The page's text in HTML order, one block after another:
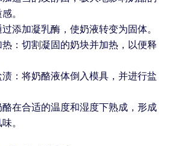
。
添加凝乳酶，使奶液转变为固体。
：切割凝固的奶块并加热，以便释
渍：将奶酪液体倒入模具，并进行盐
在合适的温度和湿度下熟成，形成
。